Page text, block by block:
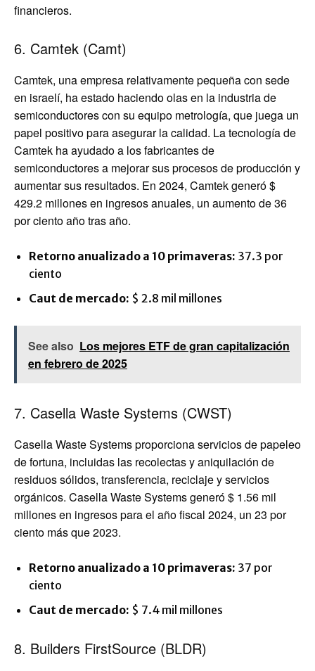
financieros.
6. Camtek (Camt)
Camtek, una empresa relativamente pequeña con sede
en israelí, ha estado haciendo olas en la industria de
semiconductores con su equipo metrología, que juega un
papel positivo para asegurar la calidad. La tecnología de
Camtek ha ayudado a los fabricantes de
semiconductores a mejorar sus procesos de producción y
aumentar sus resultados. En 2024, Camtek generó $
429.2 millones en ingresos anuales, un aumento de 36
por ciento año tras año.
Retorno anualizado a 10 primaveras: 37.3 por
ciento
Caut de mercado: $ 2.8 mil millones
See also Los mejores ETF de gran capitalización
en febrero de 2025
7. Casella Waste Systems (CWST)
Casella Waste Systems proporciona servicios de papeleo
de fortuna, incluidas las recolectas y aniquilación de
residuos sólidos, transferencia, reciclaje y servicios
orgánicos. Casella Waste Systems generó $ 1.56 mil
millones en ingresos para el año fiscal 2024, un 23 por
ciento más que 2023.
Retorno anualizado a 10 primaveras: 37 por
ciento
Caut de mercado: $ 7.4 mil millones
8. Builders FirstSource (BLDR)